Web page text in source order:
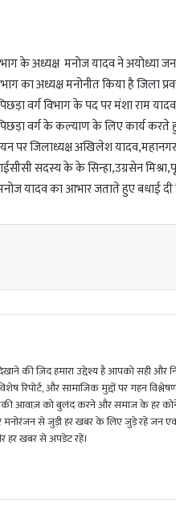
के अध्यक्ष मनोज यादव ने अयोध्या
का अध्यक्ष मनोनीत किया है जिला
वर्ग विभाग के पद पर मंशा राम
वर्ग के कल्याण के लिए कार्य
जिलाध्यक्ष अखिलेश
सदस्य के के सिन्हा,उग्रसेन
यादव का आभार जताते हुए बधाई दी
की ज़िद हमारा उद्देश्य है आपको सही और
रिपोर्ट, और सामाजिक मुद्दों पर गहन
आवाज़ को बुलंद करने और समाज के हर कोने
मनोरंजन से जुड़ी हर खबर के लिए जुड़े रहें जन
हर खबर से अपडेट रहें।